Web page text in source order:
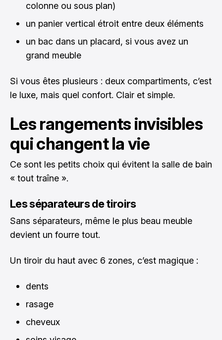
colonne ou sous plan)
un panier vertical étroit entre deux éléments
un bac dans un placard, si vous avez un
grand meuble
Si vous êtes plusieurs : deux compartiments, c’est
le luxe, mais quel confort. Clair et simple.
Les rangements invisibles
qui changent la vie
Ce sont les petits choix qui évitent la salle de bain
« tout traîne ».
Les séparateurs de tiroirs
Sans séparateurs, même le plus beau meuble
devient un fourre tout.
Un tiroir du haut avec 6 zones, c’est magique :
dents
rasage
cheveux